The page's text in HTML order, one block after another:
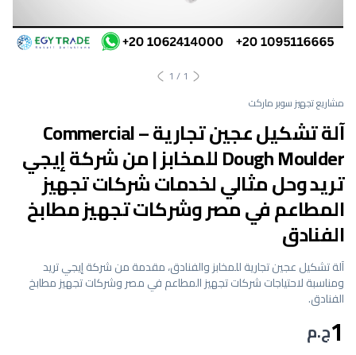
1
/
1
مشاريع تجهيز سوبر ماركت
آلة تشكيل عجين تجارية – Commercial
Dough Moulder للمخابز | من شركة إيجي
تريد وحل مثالي لخدمات شركات تجهيز
المطاعم في مصر وشركات تجهيز مطابخ
الفنادق
آلة تشكيل عجين تجارية للمخابز والفنادق، مقدمة من شركة إيجي تريد
ومناسبة لاحتياجات شركات تجهيز المطاعم في مصر وشركات تجهيز مطابخ
الفنادق.
1ج.م